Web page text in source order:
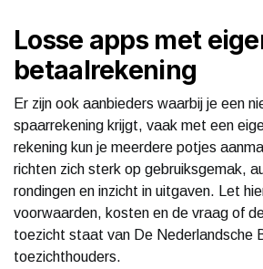
Losse apps met
betaalrekening
Er zijn ook aanbieders waarbij je een
spaarrekening krijgt, vaak met een
rekening kun je meerdere potjes
richten zich sterk op gebruiksgemak,
rondingen en inzicht in uitgaven. Let
voorwaarden, kosten en de vraag of
toezicht staat van De Nederlandsche
toezichthouders.